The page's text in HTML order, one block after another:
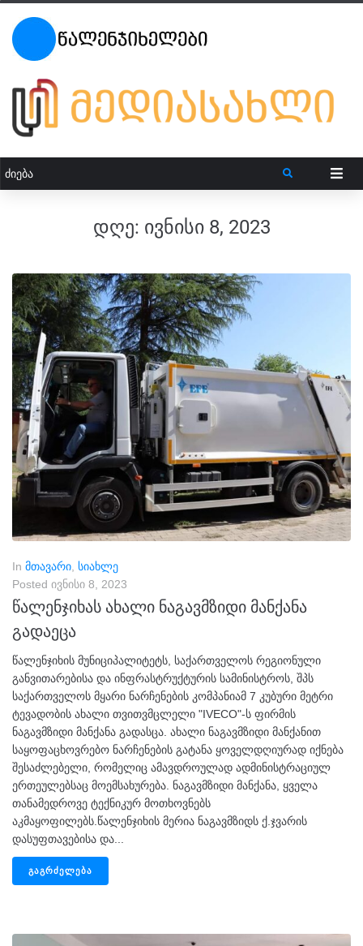
დღე: ივნისი 8, 2023
In მთავარი სიახლე
Posted ივნისი 8, 2023
წალენჯიხას ახალი ნაგავმზიდი მანქანა
გადაეცა
წალენჯიხის მუნიციპალიტეტს, საქართველოს რეგიონული
განვითარებისა და ინფრასტრუქტურის სამინისტროს, შპს
საქართველოს მყარი ნარჩენების კომპანიამ 7 კუბური მეტრი
ტევადობის ახალი თვითვმცლელი "IVECO"-ს ფირმის
ნაგავმზიდი მანქანა გადასცა. ახალი ნაგავმზიდი მანქანით
საყოფაცხოვრებო ნარჩენების გატანა ყოველდღიურად იქნება
შესაძლებელი, რომელიც ამავდროულად ადმინისტრაციულ
ერთეულებსაც მოემსახურება. ნაგავმზიდი მანქანა, ყველა
თანამედროვე ტექნიკურ მოთხოვნებს
აკმაყოფილებს.წალენჯიხის მერია ნაგავმზიდს ქ.ჯვარის
დასუფთავებისა და...
ᲒᲐᲒᲠᲫᲔᲚᲔᲑᲐ